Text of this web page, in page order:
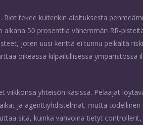
tekee kuitenkin aloituksesta
50 prosenttia vähemmän RR-
joten uusi kenttä ei tunnu pelkältä
oikeassa kilpailullisessa ympäristössä
viikkonsa yhteisön käsissä. Pelaajat
ja agenttiyhdistelmät, mutta todellinen
sitä, kuinka vahvoina tietyt controllerit,